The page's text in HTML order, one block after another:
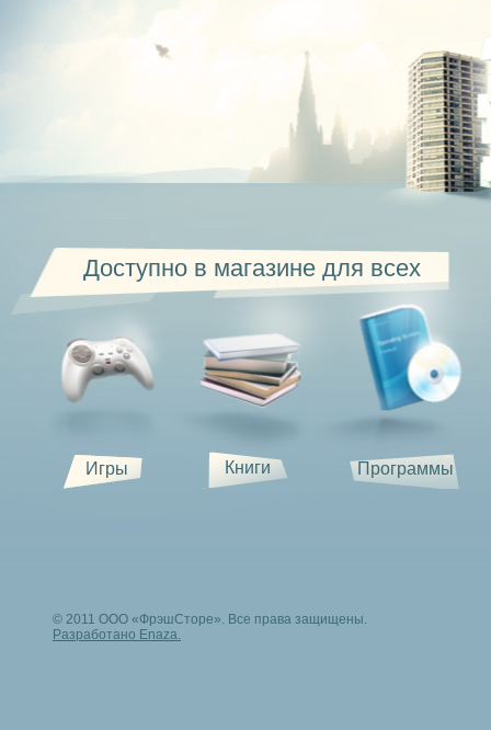
Доступно в магазине для всех
Игры Книги Программы
© 2011 ООО «ФрэшСторе». Все права защищены.
Разработано Enaza.